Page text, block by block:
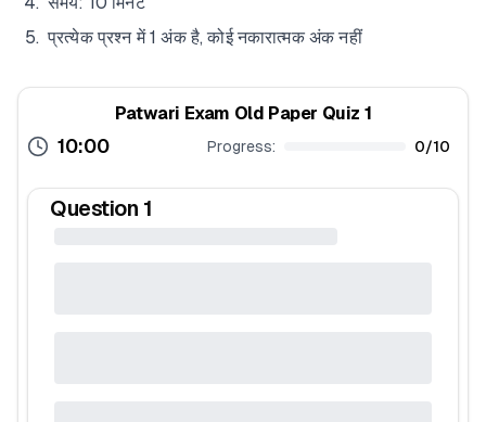
प्रत्येक प्रश्न में 1 अंक है, कोई नकारात्मक अंक नहीं
Patwari Exam Old Paper Quiz 1
10:00 Progress: 0/10
Question 1